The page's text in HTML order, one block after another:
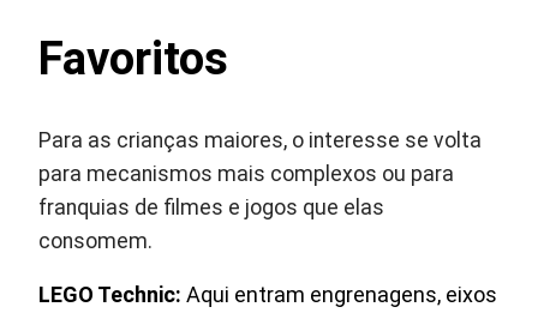
Favoritos
Para as crianças maiores, o interesse se volta
para mecanismos mais complexos ou para
franquias de filmes e jogos que elas
consomem.
LEGO Technic: Aqui entram engrenagens, eixos